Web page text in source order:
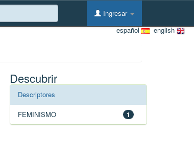
Ingresar
english
español
Descubrir
Descriptores
1
FEMINISMO